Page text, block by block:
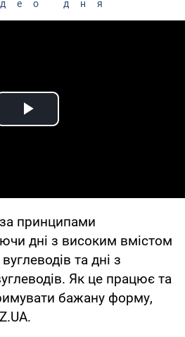
дня
Play Video
принципами
дні з високим вмістом
та дні з
Як це працює та
бажану форму,